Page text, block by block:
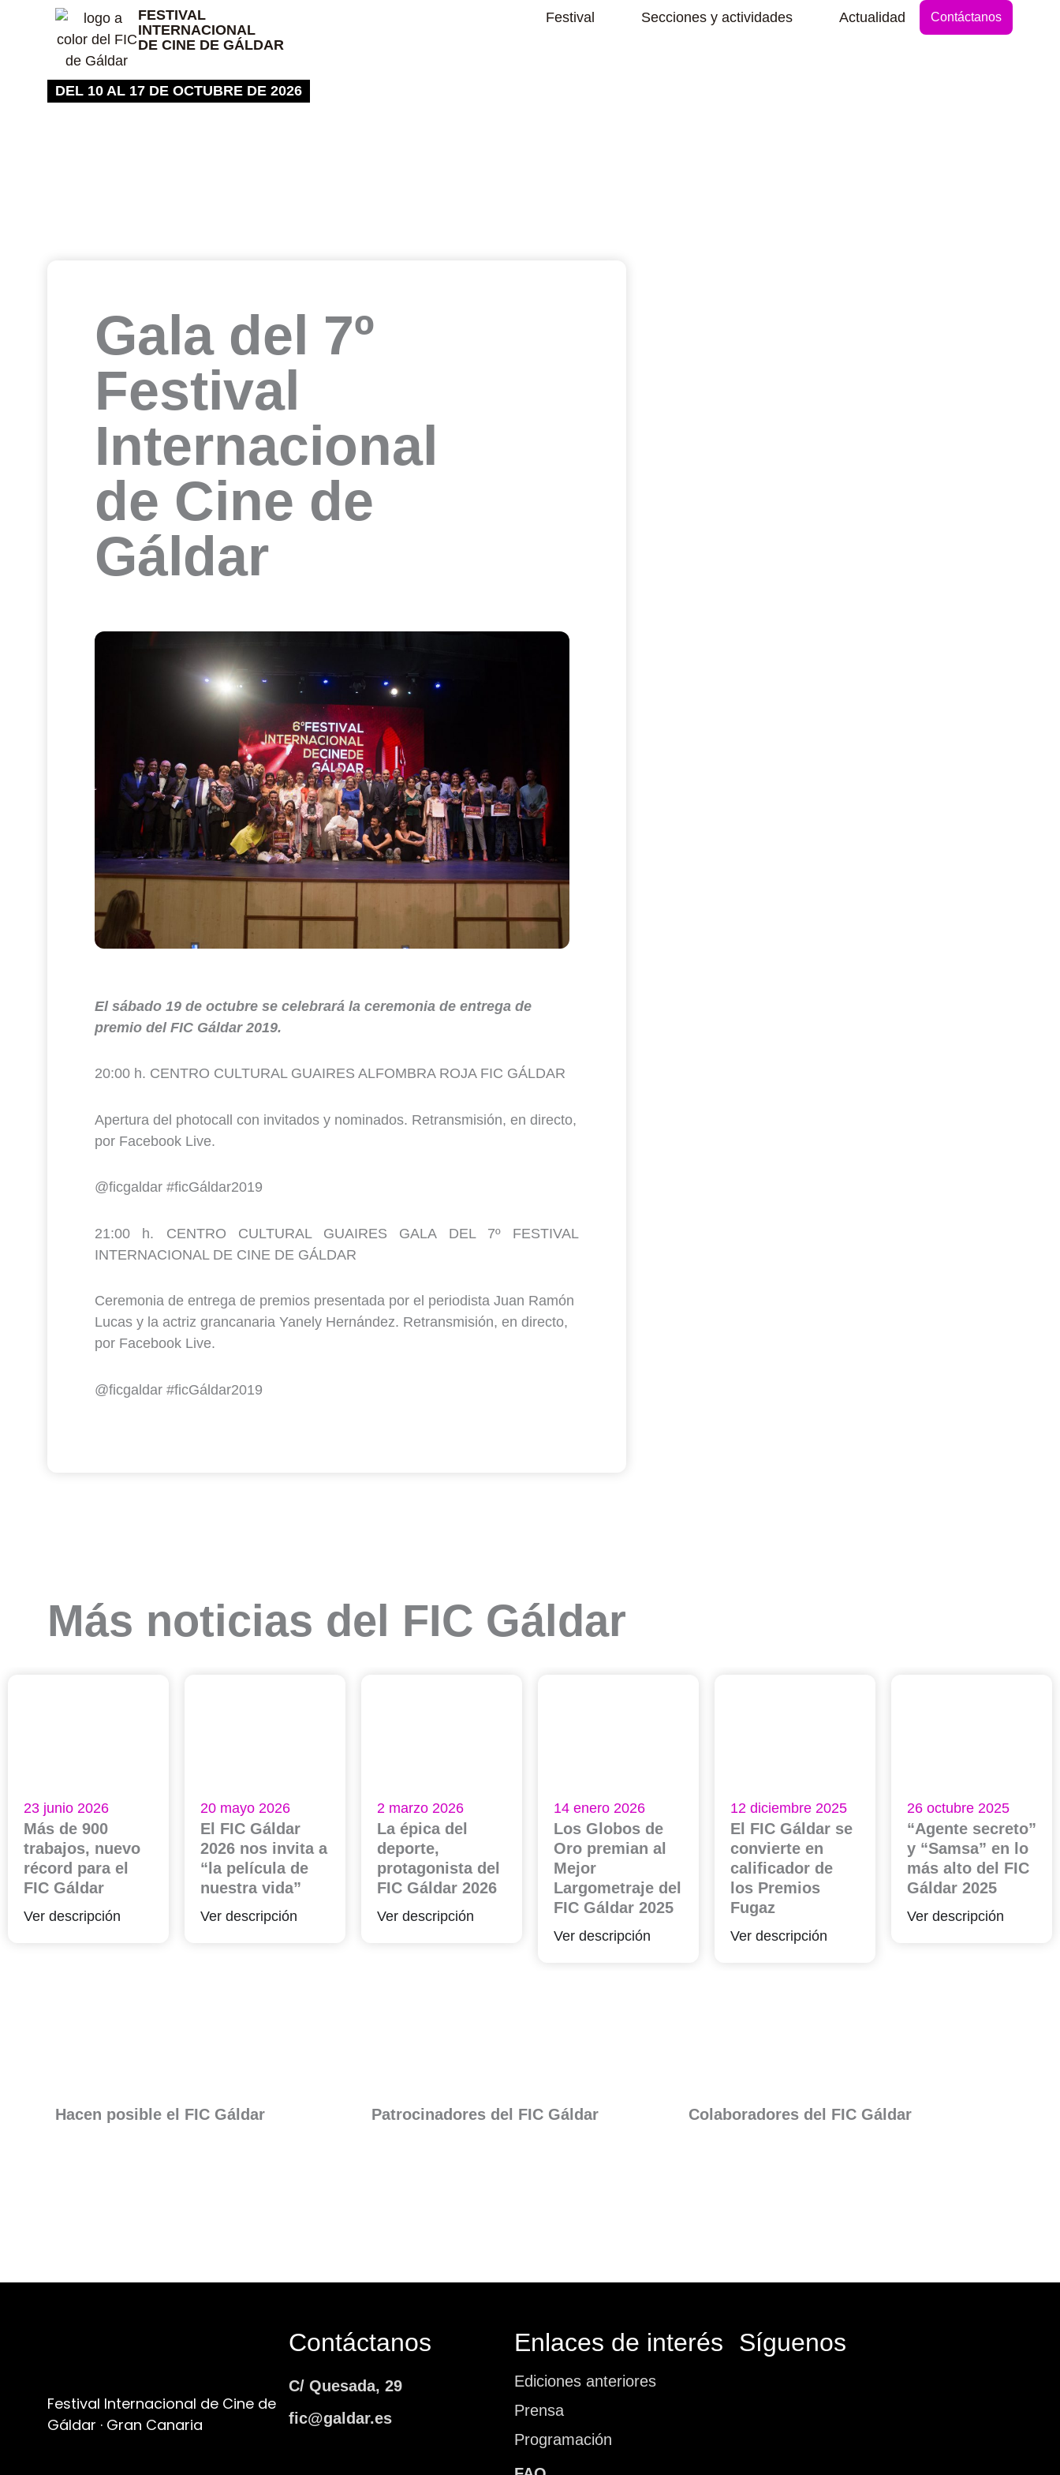
FESTIVAL
INTERNACIONAL
DE CINE DE GÁLDAR
DEL 10 AL 17 DE OCTUBRE DE 2026
Festival Abrir FestivalSecciones y actividades Abrir Secciones y actividades
Actualidad Contáctanos
Gala del 7º
Festival
Internacional
de Cine de
Gáldar
El sábado 19 de octubre se celebrará la ceremonia de entrega de
premio del FIC Gáldar 2019.
20:00 h. CENTRO CULTURAL GUAIRES ALFOMBRA ROJA FIC GÁLDAR
Apertura del photocall con invitados y nominados. Retransmisión, en directo,
por Facebook Live.
@ficgaldar #ficGáldar2019
21:00 h. CENTRO CULTURAL GUAIRES GALA DEL 7º FESTIVAL
INTERNACIONAL DE CINE DE GÁLDAR
Ceremonia de entrega de premios presentada por el periodista Juan Ramón
Lucas y la actriz grancanaria Yanely Hernández. Retransmisión, en directo,
por Facebook Live.
@ficgaldar #ficGáldar2019
Más noticias del FIC Gáldar
23 junio 2026
Más de 900
trabajos, nuevo
récord para el
FIC Gáldar
Ver descripción
20 mayo 2026
El FIC Gáldar
2026 nos invita a
“la película de
nuestra vida”
Ver descripción
2 marzo 2026
La épica del
deporte,
protagonista del
FIC Gáldar 2026
Ver descripción
14 enero 2026
Los Globos de
Oro premian al
Mejor
Largometraje del
FIC Gáldar 2025
Ver descripción
12 diciembre 2025
El FIC Gáldar se
convierte en
calificador de
los Premios
Fugaz
Ver descripción
26 octubre 2025
“Agente secreto”
y “Samsa” en lo
más alto del FIC
Gáldar 2025
Ver descripción
Hacen posible el FIC Gáldar Patrocinadores del FIC Gáldar​ Colaboradores del FIC Gáldar
Festival Internacional de Cine de
Gáldar · Gran Canaria
Contáctanos
C/ Quesada, 29
fic@galdar.es
Enlaces de interés
Ediciones anteriores
Prensa
Programación
Síguenos